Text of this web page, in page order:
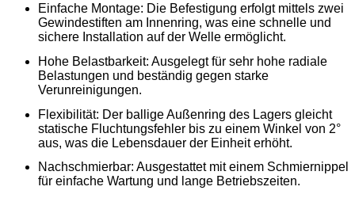
Einfache Montage: Die Befestigung erfolgt mittels zwei
Gewindestiften am Innenring, was eine schnelle und
sichere Installation auf der Welle ermöglicht.
Hohe Belastbarkeit: Ausgelegt für sehr hohe radiale
Belastungen und beständig gegen starke
Verunreinigungen.
Flexibilität: Der ballige Außenring des Lagers gleicht
statische Fluchtungsfehler bis zu einem Winkel von 2°
aus, was die Lebensdauer der Einheit erhöht.
Nachschmierbar: Ausgestattet mit einem Schmiernippel
für einfache Wartung und lange Betriebszeiten.